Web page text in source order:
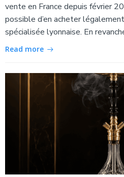
vente en France depuis février
possible d’en acheter
spécialisée lyonnaise. En
Read more